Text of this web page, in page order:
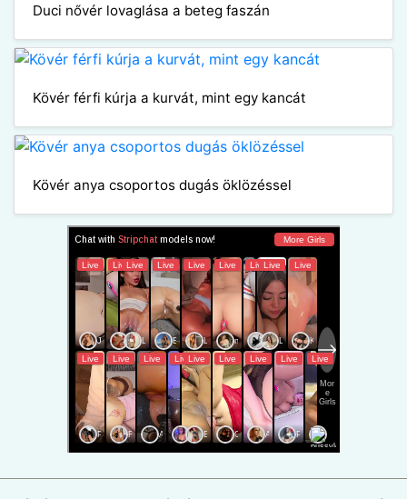
Duci nővér lovaglása a beteg faszán
Kövér férfi kúrja a kurvát, mint egy kancát
Kövér anya csoportos dugás öklözéssel